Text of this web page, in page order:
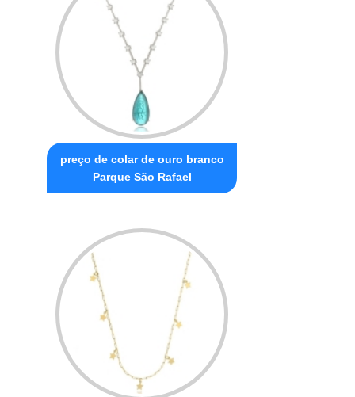
preço de colar de ouro branco
Parque São Rafael